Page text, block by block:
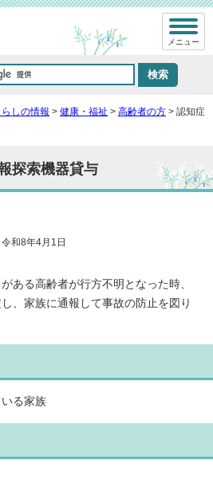
メニュー
らしの情報 > 健康・福祉 > 高齢者の方 > 認知症
探索機器貸与
和8年4月1日
ある高齢者が行方不明となった時、
、家族に通報して事故の防止を図り
る家族